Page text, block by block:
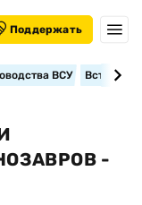
Поддержать
ВСУ
-